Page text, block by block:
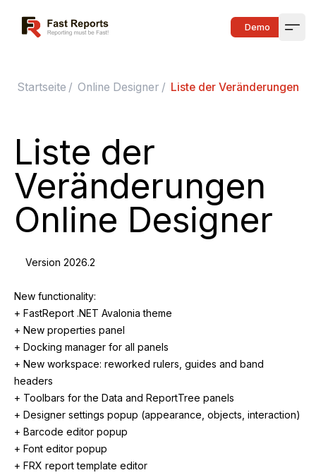
Fast Reports Demo
Startseite / Online Designer / Liste der Veränderungen
Liste der
Veränderungen
Online Designer